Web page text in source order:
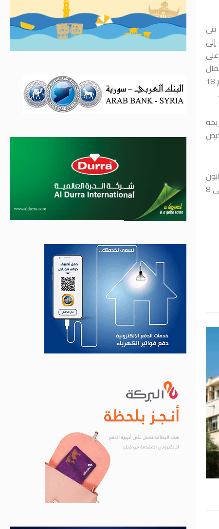
في
عليه القانون 2 لعام 2023، إضافة إلى
الشركات وذلك للتوفيق بين الشركات التي رخصت في ظل القانون رقم 15 لعام 2008 المتعلق بالتطوير والاستثمار العقاري مع القانون رقم 18
تراخيص
الاستثمار الجديد 87 مشروعاً بتكلفة تقديرية تصل إلى 4350 مليار ليرة، علماً أن حصة الطاقات المتجددة من هذه المشاريع تصل نسبتها إلى 8